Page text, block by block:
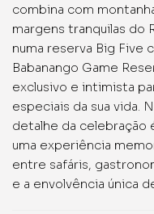
combina com
margens tranquilas do
numa reserva Big Five
Babanango Game
exclusivo e intimista
especiais da sua vida.
detalhe da celebração
uma experiência
entre safáris,
e a envolvência única